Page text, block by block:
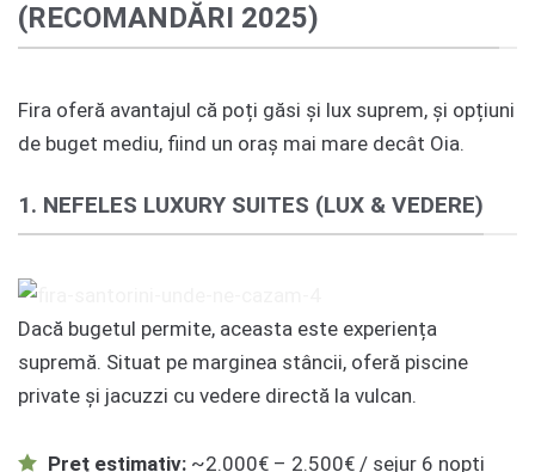
(RECOMANDĂRI 2025)
Fira oferă avantajul că poți găsi și lux suprem, și opțiuni
de buget mediu, fiind un oraș mai mare decât Oia.
1. NEFELES LUXURY SUITES (LUX & VEDERE)
Dacă bugetul permite, aceasta este experiența
supremă. Situat pe marginea stâncii, oferă piscine
private și jacuzzi cu vedere directă la vulcan.
Preț estimativ: ~2.000€ – 2.500€ / sejur 6 nopți